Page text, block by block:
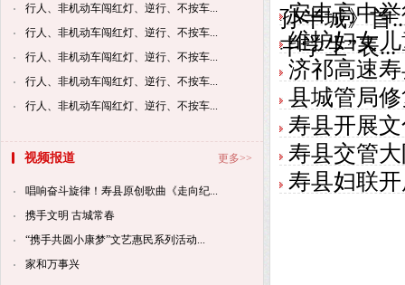
行人、非机动车闯红灯、逆行、不按车...
行人、非机动车闯红灯、逆行、不按车...
行人、非机动车闯红灯、逆行、不按车...
行人、非机动车闯红灯、逆行、不按车...
行人、非机动车闯红灯、逆行、不按车...
更多>>
视频报道
唱响奋斗旋律！寿县原创歌曲《走向纪...
携手文明 古城常春
“携手共圆小康梦”文艺惠民系列活动...
家和万事兴
孙半城》首
安丰高中
中学生”表...
维护妇女
济祁高速
县城管局
寿县开展
寿县交管
寿县妇联